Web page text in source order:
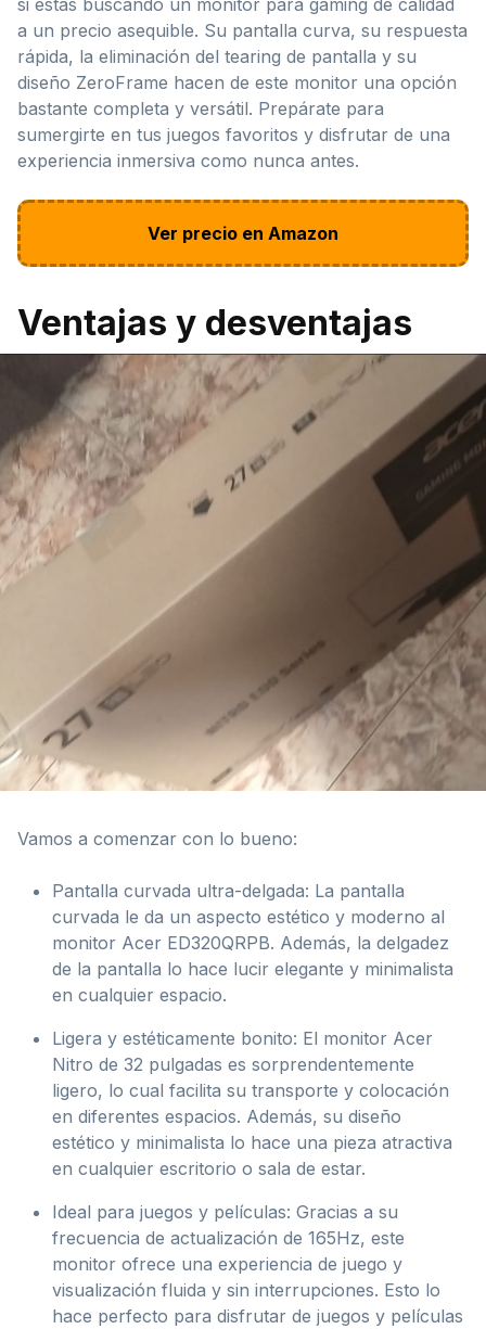
si estás buscando un monitor para gaming de calidad
a un precio asequible. Su pantalla curva, su respuesta
rápida, la eliminación del tearing de pantalla y su
diseño ZeroFrame hacen de este monitor una opción
bastante completa y versátil. Prepárate para
sumergirte en tus juegos favoritos y disfrutar de una
experiencia inmersiva como nunca antes.
Ver precio en Amazon
Ventajas y desventajas
Vamos a comenzar con lo bueno:
Pantalla curvada ultra-delgada: La pantalla
curvada le da un aspecto estético y moderno al
monitor Acer ED320QRPB. Además, la delgadez
de la pantalla lo hace lucir elegante y minimalista
en cualquier espacio.
Ligera y estéticamente bonito: El monitor Acer
Nitro de 32 pulgadas es sorprendentemente
ligero, lo cual facilita su transporte y colocación
en diferentes espacios. Además, su diseño
estético y minimalista lo hace una pieza atractiva
en cualquier escritorio o sala de estar.
Ideal para juegos y películas: Gracias a su
frecuencia de actualización de 165Hz, este
monitor ofrece una experiencia de juego y
visualización fluida y sin interrupciones. Esto lo
hace perfecto para disfrutar de juegos y películas